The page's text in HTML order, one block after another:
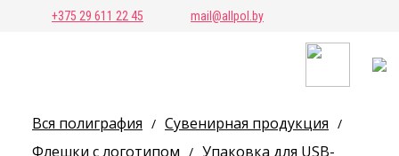
+375 29 611 22 45 mail@allpol.by
Вся полиграфия / Сувенирная продукция /
Флешки с логотипом / Упаковка для USB-